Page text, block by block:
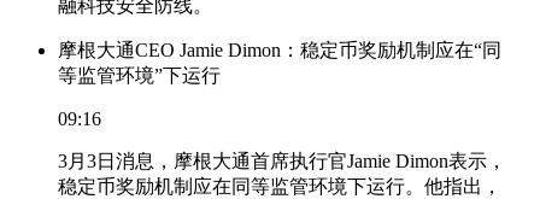
融科技安全防线。
摩根大通CEO Jamie Dimon：稳定币奖励机制应在“同
等监管环境”下运行
09:16
3月3日消息，摩根大通首席执行官Jamie Dimon表示，
稳定币奖励机制应在同等监管环境下运行。他指出，